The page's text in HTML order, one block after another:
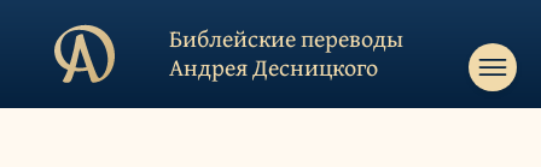
Библейские переводы
Андрея Десницкого